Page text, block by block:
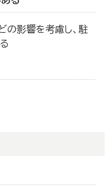
の影響を考慮し、駐